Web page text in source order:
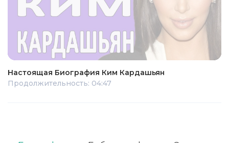
Настоящая Биография Ким Кардашьян
Продолжительность: 04:47